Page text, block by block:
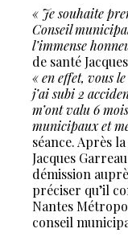
« Je souhaite
Conseil
l’immense
de santé
« en effet, vous
j’ai subi 2
m’ont valu 6
municipaux et
séance. Après
Jacques
démission
préciser qu’il
Nantes
conseil